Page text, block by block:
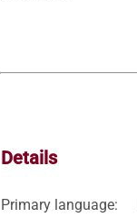
Details
Primary language: